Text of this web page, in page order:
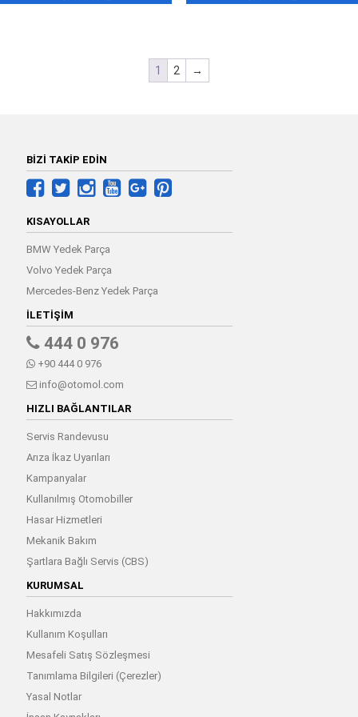
187.000,00 ₺.
121.000,00
1 2 →
BİZİ TAKİP EDİN
KISAYOLLAR
BMW Yedek Parça
Volvo Yedek Parça
Mercedes-Benz Yedek Parça
İLETIŞIM
444 0 976
+90 444 0 976
info@otomol.com
HIZLI BAĞLANTILAR
Servis Randevusu
Arıza İkaz Uyarıları
Kampanyalar
Kullanılmış Otomobiller
Hasar Hizmetleri
Mekanik Bakım
Şartlara Bağlı Servis (CBS)
KURUMSAL
Hakkımızda
Kullanım Koşulları
Mesafeli Satış Sözleşmesi
Tanımlama Bilgileri (Çerezler)
Yasal Notlar